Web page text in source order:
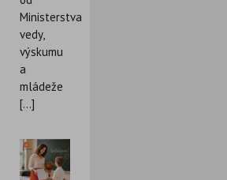
Ministerstva
vedy,
výskumu
a
mládeže
[...]